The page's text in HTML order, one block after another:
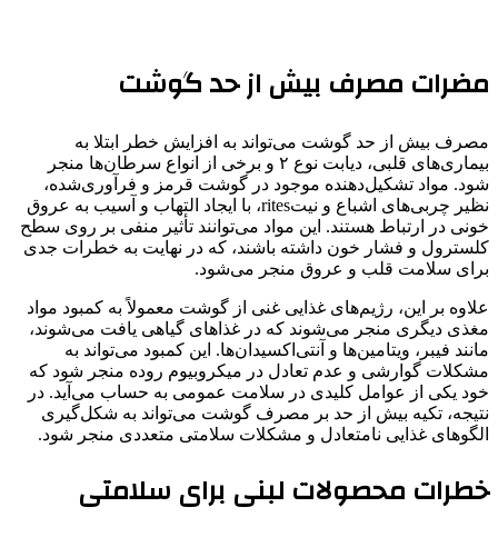
مضرات مصرف بیش از حد گوشت
مصرف بیش از حد گوشت می‌تواند به افزایش خطر ابتلا به
بیماری‌های قلبی، دیابت نوع ۲ و برخی از انواع سرطان‌ها منجر
شود. مواد تشکیل‌دهنده موجود در گوشت قرمز و فرآوری‌شده،
نظیر چربی‌های اشباع و نیتrites، با ایجاد التهاب و آسیب به عروق
خونی در ارتباط هستند. این مواد می‌توانند تأثیر منفی بر روی سطح
کلسترول و فشار خون داشته باشند، که در نهایت به خطرات جدی
برای سلامت قلب و عروق منجر می‌شود.
علاوه بر این، رژیم‌های غذایی غنی از گوشت معمولاً به کمبود مواد
مغذی دیگری منجر می‌شوند که در غذاهای گیاهی یافت می‌شوند،
مانند فیبر، ویتامین‌ها و آنتی‌اکسیدان‌ها. این کمبود می‌تواند به
مشکلات گوارشی و عدم تعادل در میکروبیوم روده منجر شود که
خود یکی از عوامل کلیدی در سلامت عمومی به حساب می‌آید. در
نتیجه، تکیه بیش از حد بر مصرف گوشت می‌تواند به شکل‌گیری
الگوهای غذایی نامتعادل و مشکلات سلامتی متعددی منجر شود.
خطرات محصولات لبنی برای سلامتی